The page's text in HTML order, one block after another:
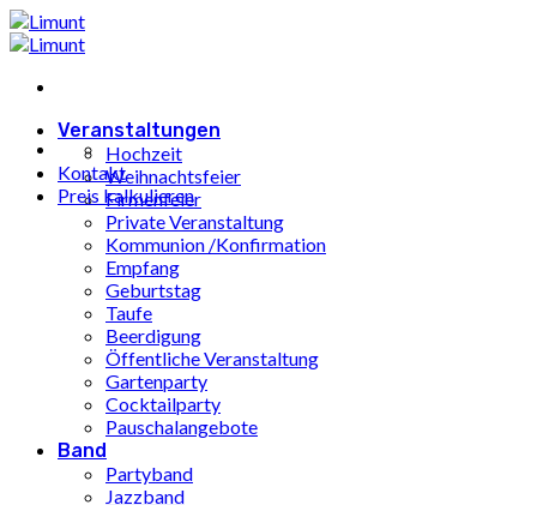
Zum
Inhalt
Veranstaltungen
Hochzeit
Weihnachtsfeier
Firmenfeier
Private Veranstaltung
Kommunion /Konfirmation
Empfang
Geburtstag
Taufe
Beerdigung
Öffentliche Veranstaltung
Gartenparty
Cocktailparty
Pauschalangebote
Band
Partyband
Jazzband
Kontakt
Preis kalkulieren